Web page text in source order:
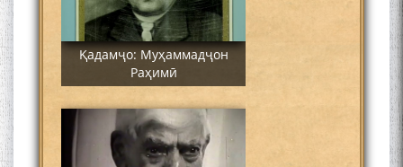
Қадамҷо: Муҳаммадҷон
Раҳимӣ